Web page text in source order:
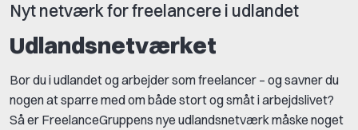
Nyt netværk for freelancere i udlandet
Udlandsnetværket
Bor du i udlandet og arbejder som freelancer – og savner du
nogen at sparre med om både stort og småt i arbejdslivet?
Så er FreelanceGruppens nye udlandsnetværk måske noget